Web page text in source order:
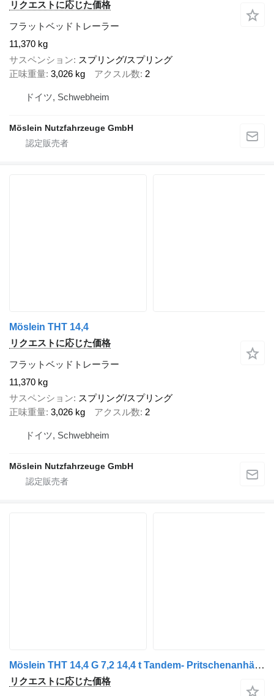
リクエストに応じた価格
フラットベッドトレーラー
11,370 kg
サスペンション
スプリング/スプリング
正味重量 3,026 kg アクスル数 2
ドイツ, Schwebheim
Möslein Nutzfahrzeuge GmbH
Möslein THT 14,4
リクエストに応じた価格
フラットベッドトレーラー
11,370 kg
サスペンション
スプリング/スプリング
正味重量 3,026 kg アクスル数 2
ドイツ, Schwebheim
Möslein Nutzfahrzeuge GmbH
Möslein THT 14,4 G 7,2 14,4 t Tandem- Pritschenanhänger- Tieflader
リクエストに応じた価格